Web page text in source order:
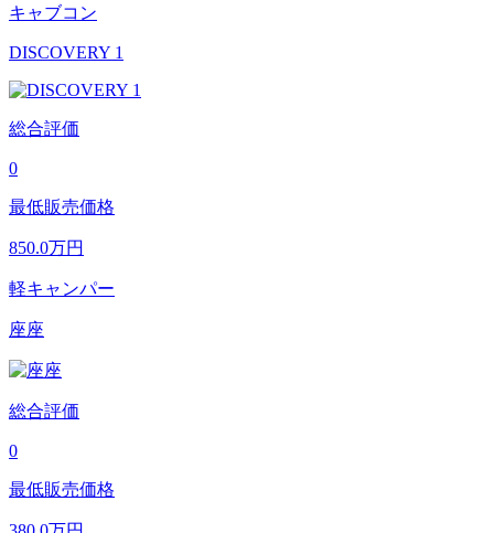
キャブコン
DISCOVERY 1
総合評価
0
最低販売価格
850.0万円
軽キャンパー
座座
総合評価
0
最低販売価格